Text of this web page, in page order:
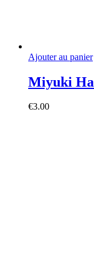
Ajouter au panier
Miyuki
€3.00